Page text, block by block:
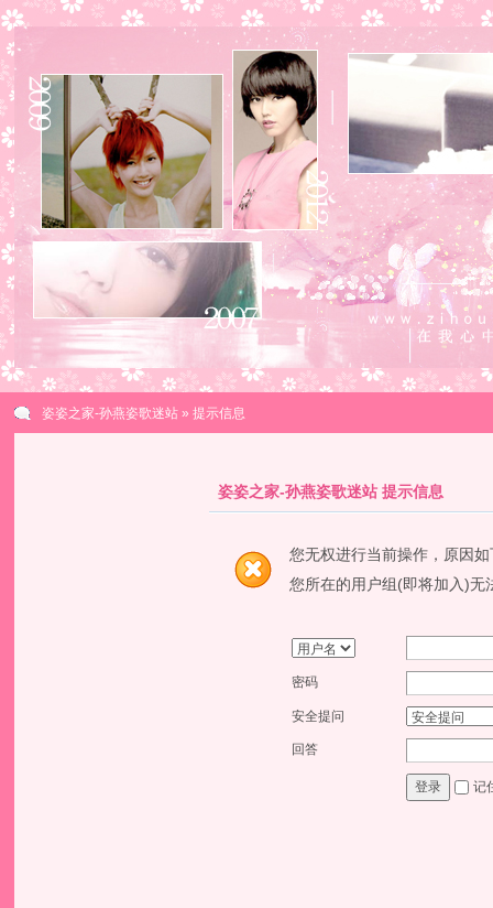
姿姿之家-孙燕姿歌迷站» 提示信息
姿姿之家-孙燕姿歌迷站 提示信息
您无权进行当前操作，原因如
您所在的用户组(即将加入)无
密码
安全提问
回答
登录 记